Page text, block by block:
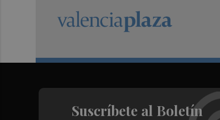
Suscríbete al Boletín